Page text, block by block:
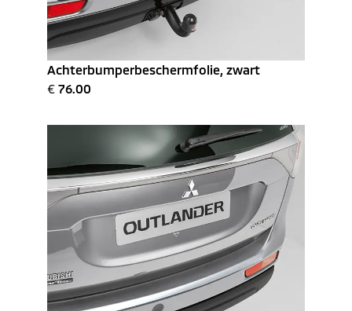
Achterbumperbeschermfolie, zwart
€ 76.00